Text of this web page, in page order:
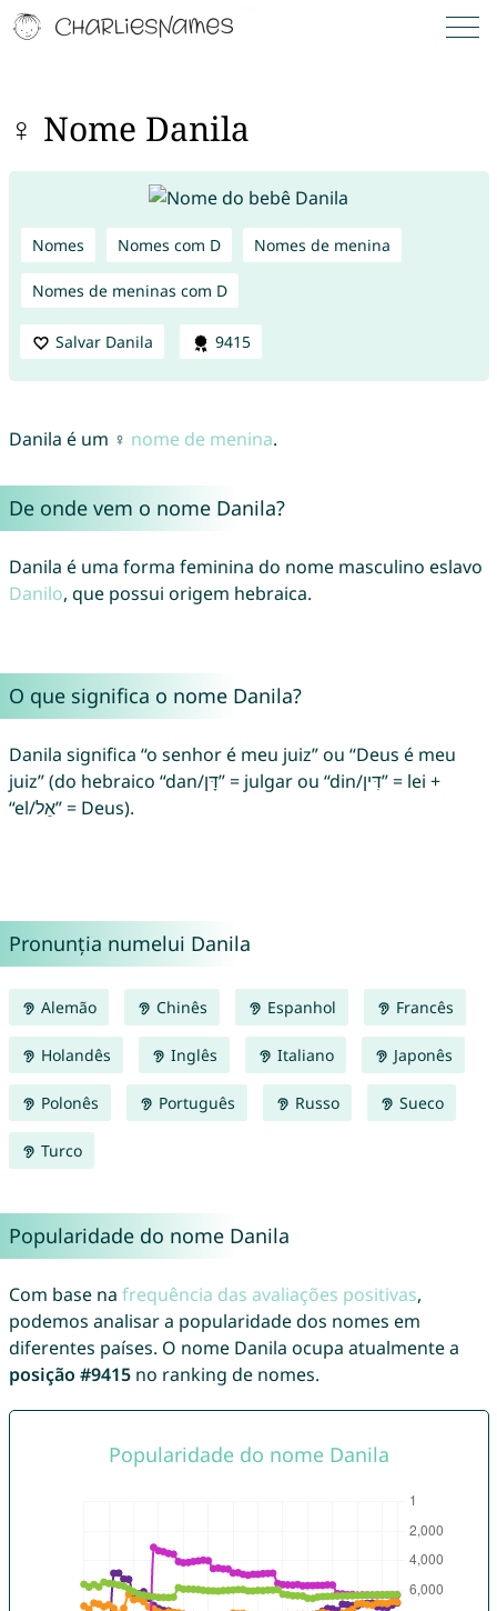
♀ Nome Danila
Nomes Nomes com D Nomes de menina
Nomes de meninas com D
Salvar Danila 9415
Danila é um ♀ nome de menina.
De onde vem o nome Danila?
Danila é uma forma feminina do nome masculino eslavo
Danilo, que possui origem hebraica.
O que significa o nome Danila?
Danila significa “o senhor é meu juiz” ou “Deus é meu
juiz” (do hebraico “dan/דָּן” = julgar ou “din/דִּין” = lei +
“el/אֵל” = Deus).
Pronunția numelui Danila
Alemão Chinês Espanhol Francês
Holandês Inglês Italiano Japonês
Polonês Português Russo Sueco
Turco
Popularidade do nome Danila
Com base na frequência das avaliações positivas,
podemos analisar a popularidade dos nomes em
diferentes países. O nome Danila ocupa atualmente a
posição #9415no ranking de nomes.